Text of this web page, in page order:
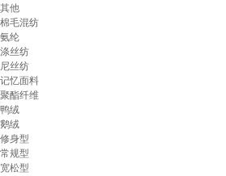
其他
棉毛混纺
氨纶
涤丝纺
尼丝纺
记忆面料
聚酯纤维
鸭绒
鹅绒
修身型
常规型
宽松型